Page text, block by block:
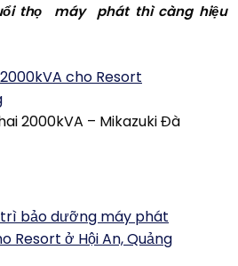
thọ máy phát thì càng hiệu
2000kVA – Mikazuki Đà